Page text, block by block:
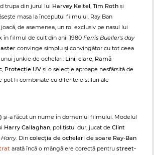
trupa din jurul lui Harvey Keitel, Tim Roth și
masa la începutul filmului. Ray Ban
de asemenea, un rol exclusiv pe nasul lui
în filmul de cult din anii 1980 Ferris Bueller's day
convinge simplu și convingător cu tot ceea
junkie de ochelari: Linii clare, Ramă
, Protecție UV și o selecție aproape nesfârșită de
pot fi combinate cu diferitele stiluri ale
și-a făcut un nume în domeniul filmului. Modelul
Harry Callaghan, polițistul dur, jucat de Clint
. Din colecția de ochelari de soare Ray-Ban
arată încă o mângâiere corectă pentru street-